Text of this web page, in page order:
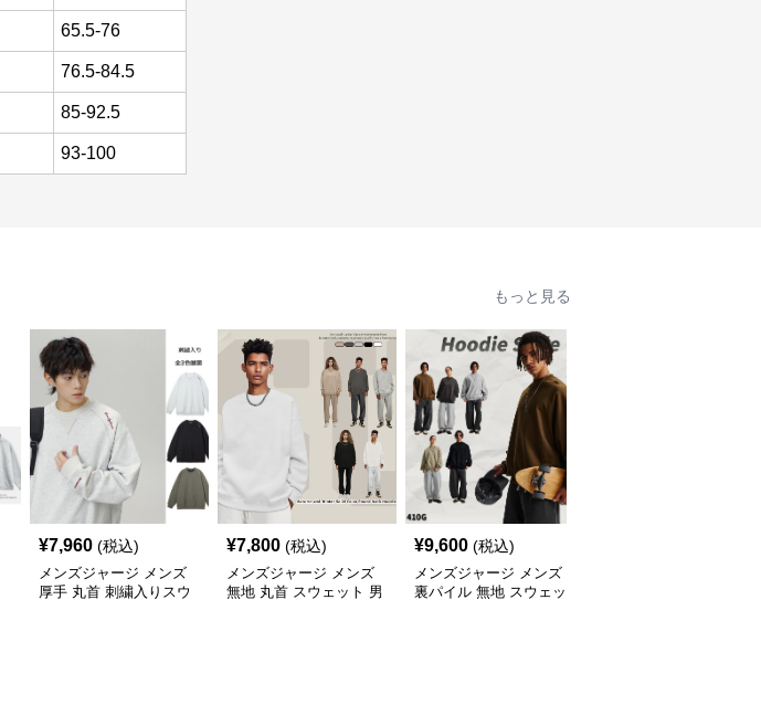
65.5-76
76.5-84.5
85-92.5
93-100
もっと見る
¥7,960 (税込)
メンズジャージ メンズ
厚手 丸首 刺繍入りスウ
¥7,800 (税込)
メンズジャージ メンズ
無地 丸首 スウェット 男
¥9,600 (税込)
メンズジャージ メンズ
裏パイル 無地 スウェッ